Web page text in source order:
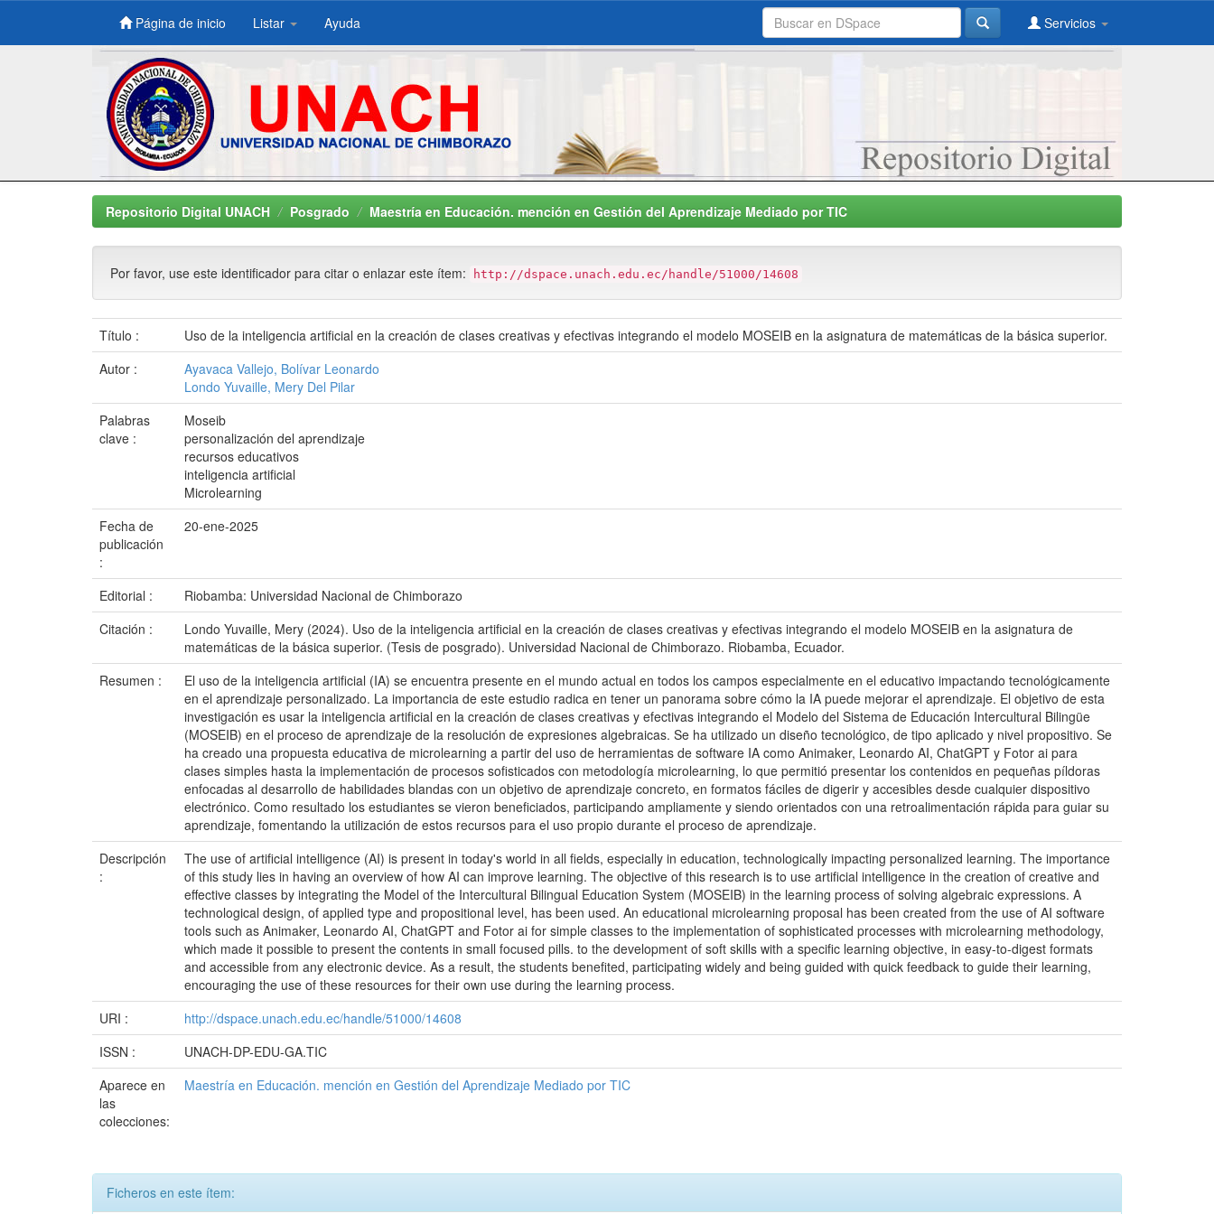
Skip
Página de inicio Listar Ayuda Servicios
Repositorio Digital UNACH Posgrado Maestría en Educación. mención en Gestión del Aprendizaje Mediado por TIC
Por favor, use este identificador para citar o enlazar este ítem: http://dspace.unach.edu.ec/handle/51000/14608
Título :
Uso de la inteligencia artificial en la creación de clases creativas y efectivas integrando el modelo MOSEIB en la asignatura de matemáticas de la básica superior.
Autor :
Ayavaca Vallejo, Bolívar Leonardo
Londo Yuvaille, Mery Del Pilar
Palabras
clave :
Moseib
personalización del aprendizaje
recursos educativos
inteligencia artificial
Microlearning
Fecha de
publicación
:
20-ene-2025
Editorial :
Riobamba: Universidad Nacional de Chimborazo
Citación :
Londo Yuvaille, Mery (2024). Uso de la inteligencia artificial en la creación de clases creativas y efectivas integrando el modelo MOSEIB en la asignatura de
matemáticas de la básica superior. (Tesis de posgrado). Universidad Nacional de Chimborazo. Riobamba, Ecuador.
Resumen :
El uso de la inteligencia artificial (IA) se encuentra presente en el mundo actual en todos los campos especialmente en el educativo impactando tecnológicamente
en el aprendizaje personalizado. La importancia de este estudio radica en tener un panorama sobre cómo la IA puede mejorar el aprendizaje. El objetivo de esta
investigación es usar la inteligencia artificial en la creación de clases creativas y efectivas integrando el Modelo del Sistema de Educación Intercultural Bilingüe
(MOSEIB) en el proceso de aprendizaje de la resolución de expresiones algebraicas. Se ha utilizado un diseño tecnológico, de tipo aplicado y nivel propositivo. Se
ha creado una propuesta educativa de microlearning a partir del uso de herramientas de software IA como Animaker, Leonardo AI, ChatGPT y Fotor ai para
clases simples hasta la implementación de procesos sofisticados con metodología microlearning, lo que permitió presentar los contenidos en pequeñas píldoras
enfocadas al desarrollo de habilidades blandas con un objetivo de aprendizaje concreto, en formatos fáciles de digerir y accesibles desde cualquier dispositivo
electrónico. Como resultado los estudiantes se vieron beneficiados, participando ampliamente y siendo orientados con una retroalimentación rápida para guiar su
aprendizaje, fomentando la utilización de estos recursos para el uso propio durante el proceso de aprendizaje.
Descripción
:
The use of artificial intelligence (AI) is present in today's world in all fields, especially in education, technologically impacting personalized learning. The importance
of this study lies in having an overview of how AI can improve learning. The objective of this research is to use artificial intelligence in the creation of creative and
effective classes by integrating the Model of the Intercultural Bilingual Education System (MOSEIB) in the learning process of solving algebraic expressions. A
technological design, of applied type and propositional level, has been used. An educational microlearning proposal has been created from the use of AI software
tools such as Animaker, Leonardo AI, ChatGPT and Fotor ai for simple classes to the implementation of sophisticated processes with microlearning methodology,
which made it possible to present the contents in small focused pills. to the development of soft skills with a specific learning objective, in easy-to-digest formats
and accessible from any electronic device. As a result, the students benefited, participating widely and being guided with quick feedback to guide their learning,
encouraging the use of these resources for their own use during the learning process.
URI :
http://dspace.unach.edu.ec/handle/51000/14608
ISSN :
UNACH-DP-EDU-GA.TIC
Aparece en
las
colecciones:
Maestría en Educación. mención en Gestión del Aprendizaje Mediado por TIC
Ficheros en este ítem: